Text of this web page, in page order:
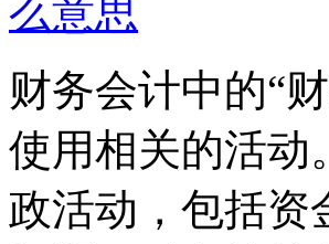
财务会计中的“
使用相关的活动
政活动，包括资